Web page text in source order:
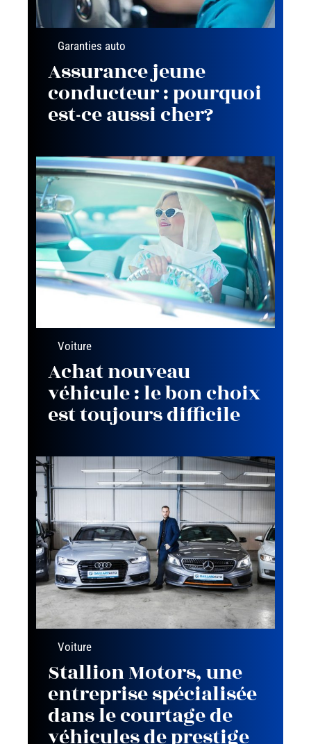
Garanties auto
Assurance jeune
conducteur : pourquoi
est-ce aussi cher?
Voiture
Achat nouveau
véhicule : le bon choix
est toujours difficile
Voiture
Stallion Motors, une
entreprise spécialisée
dans le courtage de
véhicules de prestige